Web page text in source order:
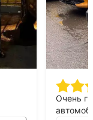
Очень